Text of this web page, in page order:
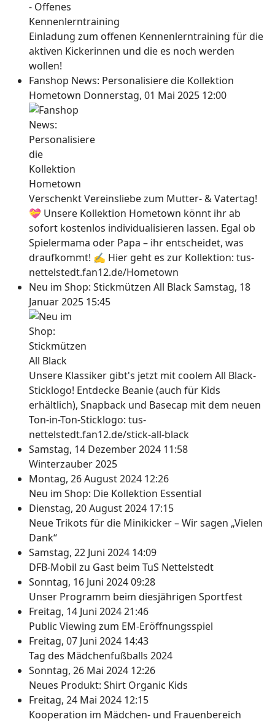
Einladung zum offenen Kennenlerntraining für die
aktiven Kickerinnen und die es noch werden
wollen!
Fanshop News: Personalisiere die Kollektion
Hometown Donnerstag, 01 Mai 2025 12:00
Verschenkt Vereinsliebe zum Mutter- & Vatertag!
💝 Unsere Kollektion Hometown könnt ihr ab
sofort kostenlos individualisieren lassen. Egal ob
Spielermama oder Papa – ihr entscheidet, was
draufkommt! ✍ Hier geht es zur Kollektion: tus-
nettelstedt.fan12.de/Hometown
Neu im Shop: Stickmützen All BlackSamstag, 18
Januar 2025 15:45
Unsere Klassiker gibt's jetzt mit coolem All Black-
Sticklogo! Entdecke Beanie (auch für Kids
erhältlich), Snapback und Basecap mit dem neuen
Ton-in-Ton-Sticklogo: tus-
nettelstedt.fan12.de/stick-all-black
Samstag, 14 Dezember 2024 11:58
Winterzauber 2025
Montag, 26 August 2024 12:26
Neu im Shop: Die Kollektion Essential
Dienstag, 20 August 2024 17:15
Neue Trikots für die Minikicker – Wir sagen „Vielen
Dank“
Samstag, 22 Juni 2024 14:09
DFB-Mobil zu Gast beim TuS Nettelstedt
Sonntag, 16 Juni 2024 09:28
Unser Programm beim diesjährigen Sportfest
Freitag, 14 Juni 2024 21:46
Public Viewing zum EM-Eröffnungsspiel
Freitag, 07 Juni 2024 14:43
Tag des Mädchenfußballs 2024
Sonntag, 26 Mai 2024 12:26
Neues Produkt: Shirt Organic Kids
Freitag, 24 Mai 2024 12:15
Kooperation im Mädchen- und Frauenbereich